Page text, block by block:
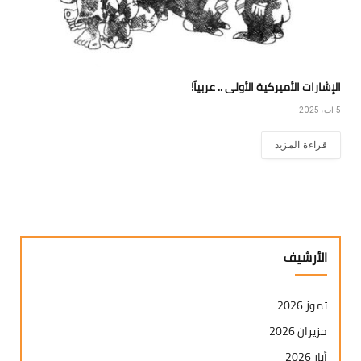
الإشارات الأميركية الأولى .. عربياً!
5 آب، 2025
قراءة المزيد
الأرشيف
تموز 2026
حزيران 2026